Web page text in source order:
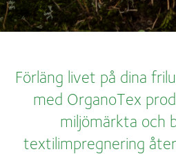
Förläng livet på dina
med OrganoTex
miljömärkta och
textilimpregnering